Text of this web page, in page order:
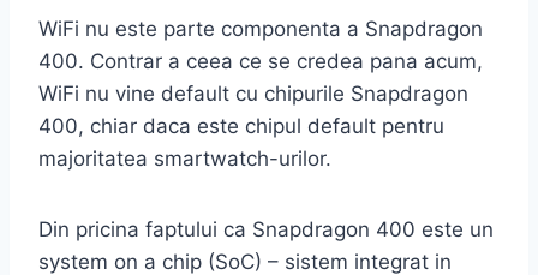
WiFi nu este parte componenta a Snapdragon
400. Contrar a ceea ce se credea pana acum,
WiFi nu vine default cu chipurile Snapdragon
400, chiar daca este chipul default pentru
majoritatea smartwatch-urilor.
Din pricina faptului ca Snapdragon 400 este un
system on a chip (SoC) – sistem integrat in